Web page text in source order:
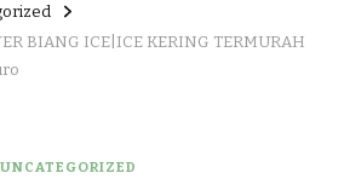
BIANG ICE|ICE KERING TERMURAH
UNCATEGORIZED